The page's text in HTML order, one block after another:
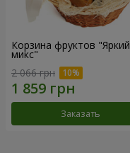
Корзина фруктов "Яркий
микс"
2 066 грн
Заказать